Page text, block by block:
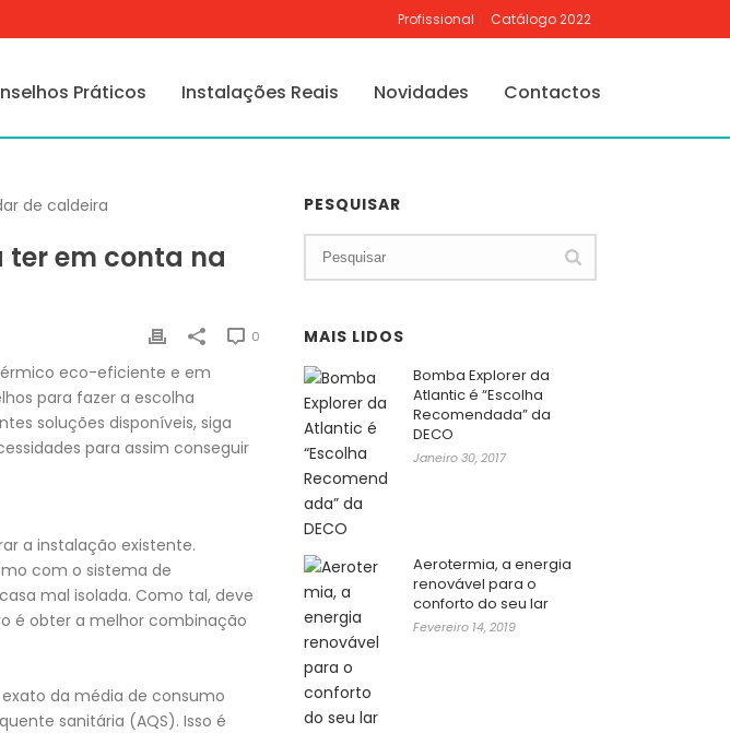
Profissional Catálogo 2022
Práticos Instalações Reais Novidades Contactos
em conta na
0
eco-eficiente e em
para fazer a escolha
soluções disponíveis, siga
para assim conseguir
a instalação existente.
com o sistema de
mal isolada. Como tal, deve
é obter a melhor combinação
da média de consumo
sanitária (AQS). Isso é
PESQUISAR
MAIS LIDOS
Bomba Explorer da
Atlantic é “Escolha
Recomendada” da
DECO
Janeiro 30, 2017
Aerotermia, a energia
renovável para o
conforto do seu lar
Fevereiro 14, 2019